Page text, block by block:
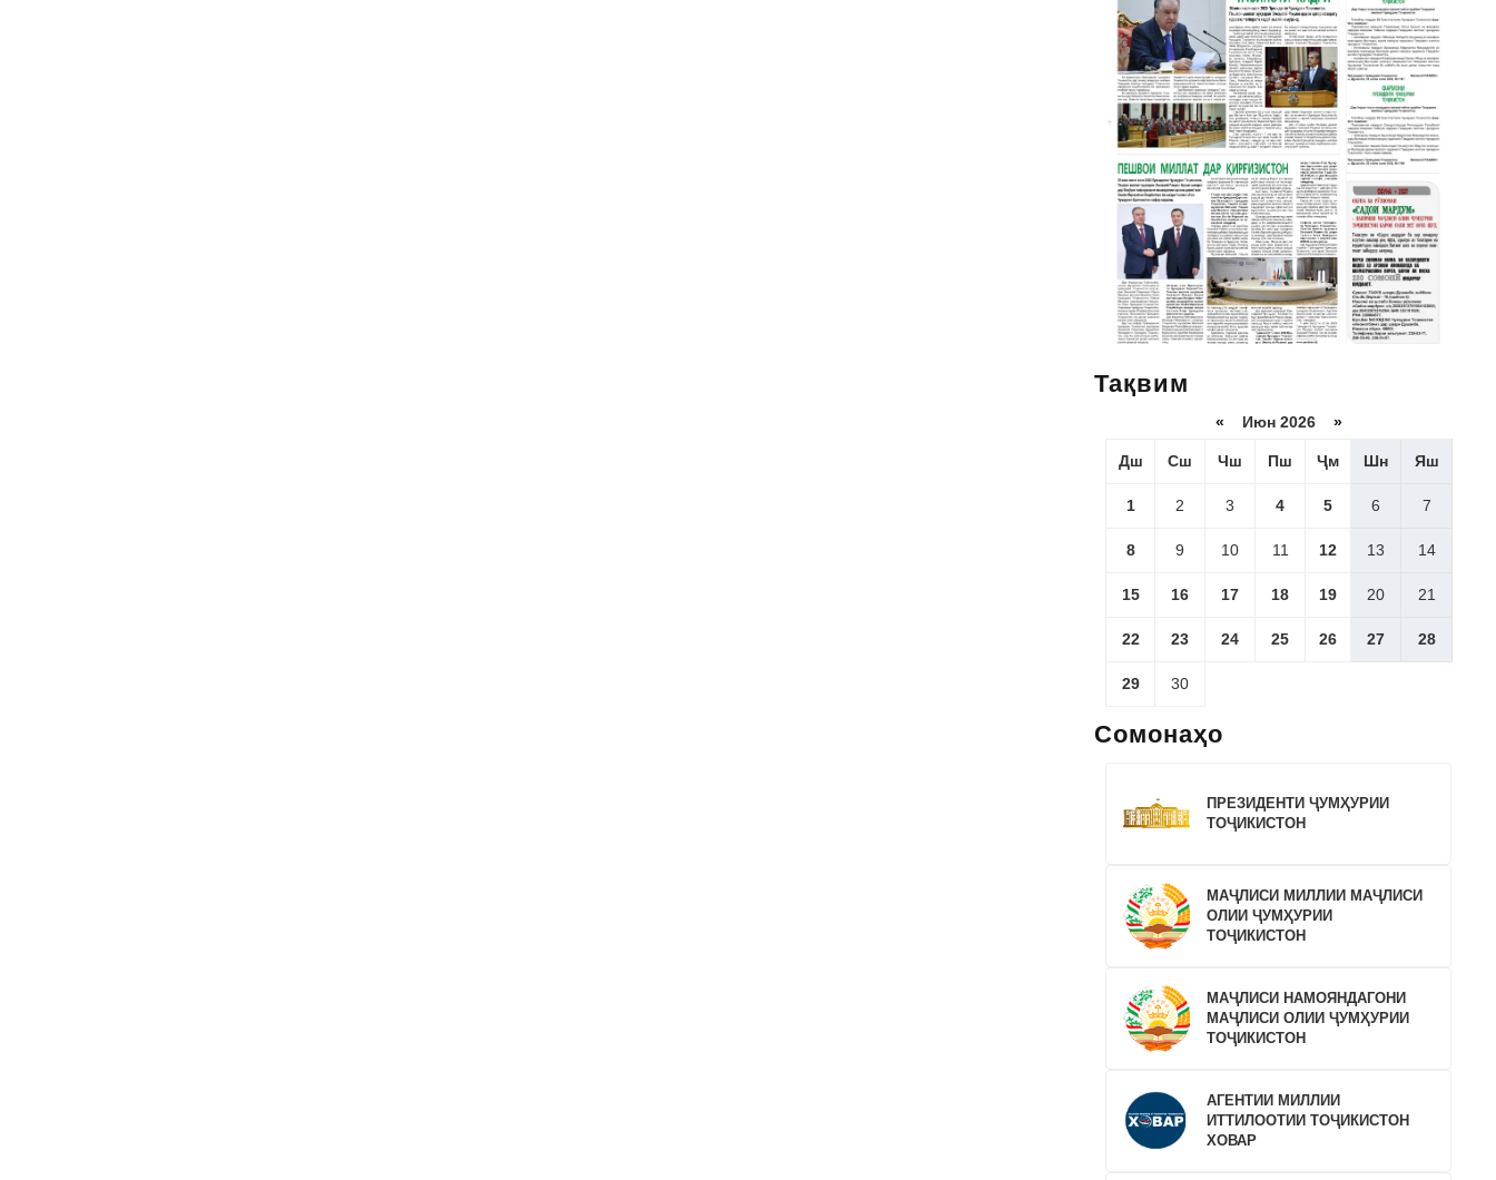
Тақвим
« Июн 2026 »
Дш Сш Чш Пш Ҷм Шн Яш
1 2 3 4 5 6 7
8 9 10 11 12 13 14
15 16 17 18 19 20 21
22 23 24 25 26 27 28
29 30
Сомонаҳо
ПРЕЗИДЕНТИ ҶУМҲУРИИ
ТОҶИКИСТОН
МАҶЛИСИ МИЛЛИИ МАҶЛИСИ
ОЛИИ ҶУМҲУРИИ
ТОҶИКИСТОН
МАҶЛИСИ НАМОЯНДАГОНИ
МАҶЛИСИ ОЛИИ ҶУМҲУРИИ
ТОҶИКИСТОН
АГЕНТИИ МИЛЛИИ
ИТТИЛООТИИ ТОҶИКИСТОН
ХОВАР